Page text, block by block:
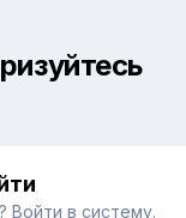
Войти в систему.